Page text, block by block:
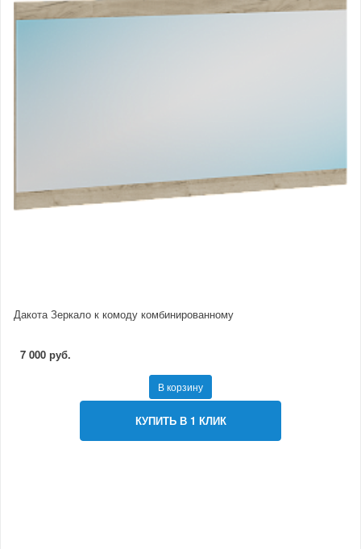
Дакота Зеркало к комоду комбинированному
7 000 руб.
В корзину
КУПИТЬ В 1 КЛИК